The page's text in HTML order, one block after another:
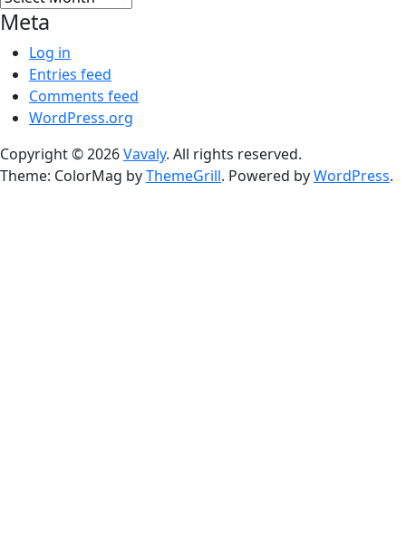
Meta
Log in
Entries feed
Comments feed
WordPress.org
Copyright © 2026Vavaly. All rights reserved.
Theme: ColorMag byThemeGrill. Powered byWordPress.